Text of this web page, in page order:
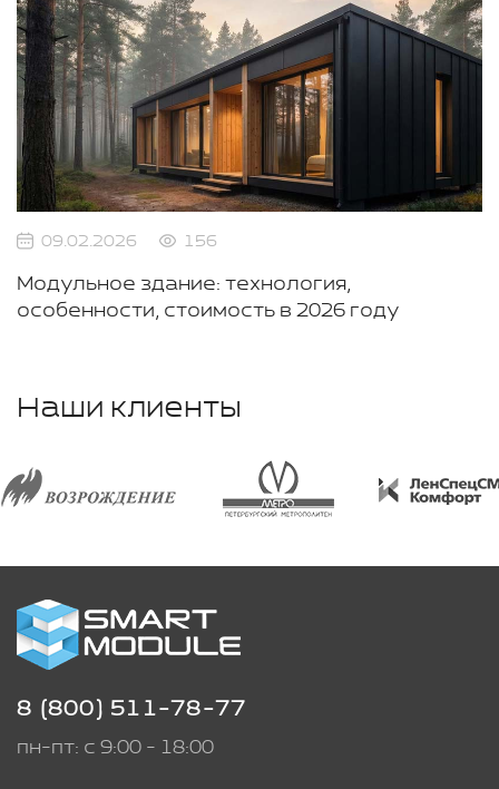
09.02.2026 156
Модульное здание: технология,
особенности, стоимость в 2026 году
Наши клиенты
8 (800) 511-78-77
пн-пт: с 9:00 - 18:00